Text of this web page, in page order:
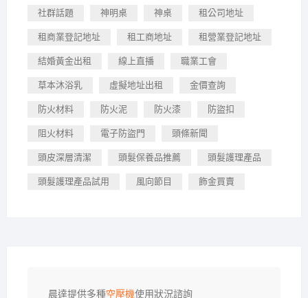
社群話題 神明桌 神桌 租公司地址
租商業登記地址 租工商地址 租營業登記地址
結婚黃金出租 線上直播 職業工會
草本沐浴乳 虛擬地址出租 金價查詢
防火材料 防火泥 防火漆 防盜扣
阻火材料 電子防盜門 頭條新聞
頭皮深層清潔 頭髮保養品推薦 頭髮護理產品
頭髮護理產品試用 風向節目 飾金買賣
晨達提供多種空壓機使用狀況諮詢